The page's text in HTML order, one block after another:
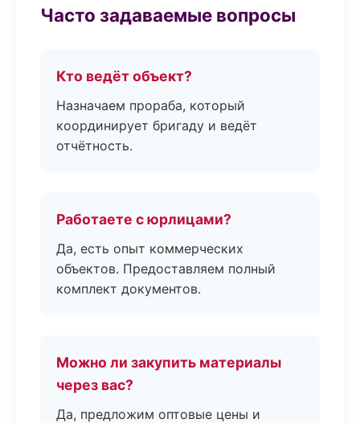
Часто задаваемые вопросы
Кто ведёт объект?
Назначаем прораба, который
координирует бригаду и ведёт
отчётность.
Работаете с юрлицами?
Да, есть опыт коммерческих
объектов. Предоставляем полный
комплект документов.
Можно ли закупить материалы
через вас?
Да, предложим оптовые цены и